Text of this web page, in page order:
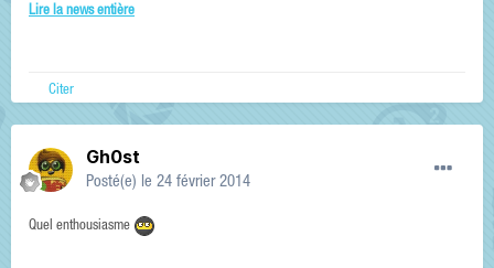
Lire la news entière
Citer
Gh0st
Posté(e) le 24 février 2014
Quel enthousiasme